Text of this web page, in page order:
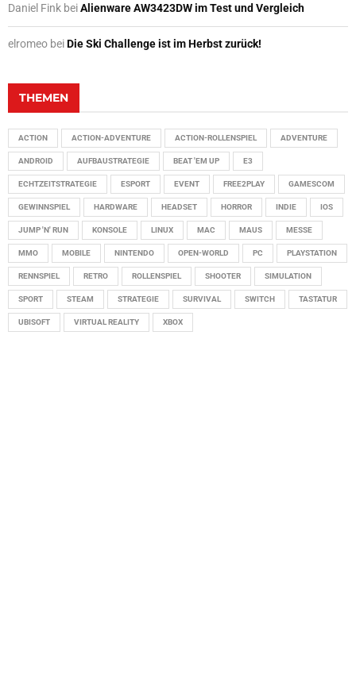
Daniel Fink beiAlienware AW3423DW im Test und Vergleich
elromeo beiDie Ski Challenge ist im Herbst zurück!
THEMEN
ACTION ACTION-ADVENTURE ACTION-ROLLENSPIEL ADVENTURE
ANDROID AUFBAUSTRATEGIE BEAT 'EM UP E3
ECHTZEITSTRATEGIE ESPORT EVENT FREE2PLAY GAMESCOM
GEWINNSPIEL HARDWARE HEADSET HORROR INDIE IOS
JUMP 'N' RUN KONSOLE LINUX MAC MAUS MESSE
MMO MOBILE NINTENDO OPEN-WORLD PC PLAYSTATION
RENNSPIEL RETRO ROLLENSPIEL SHOOTER SIMULATION
SPORT STEAM STRATEGIE SURVIVAL SWITCH TASTATUR
UBISOFT VIRTUAL REALITY XBOX